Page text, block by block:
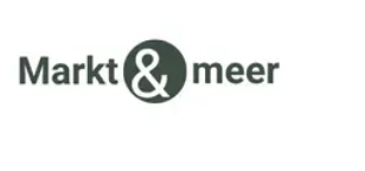
inhoud